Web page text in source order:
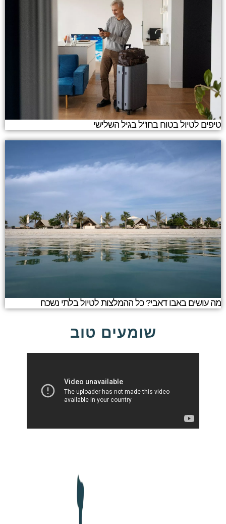
טיפים לטיול בטוח בחו"ל בגיל השלישי
מה עושים באבו דאבי? כל ההמלצות לטיול בלתי נשכח
שומעים טוב